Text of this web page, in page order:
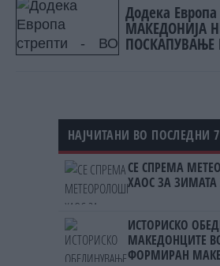
Додека
МАКЕДОНИЈА
ПОСКАПУВАЊЕ
НАЈЧИТАНИ ВО ПОСЛЕДНИ
СЕ СПРЕМА
ХАОС ЗА ЗИМАТА
ИСТОРИСКО
МАКЕДОНЦИТЕ
ФОРМИРАН